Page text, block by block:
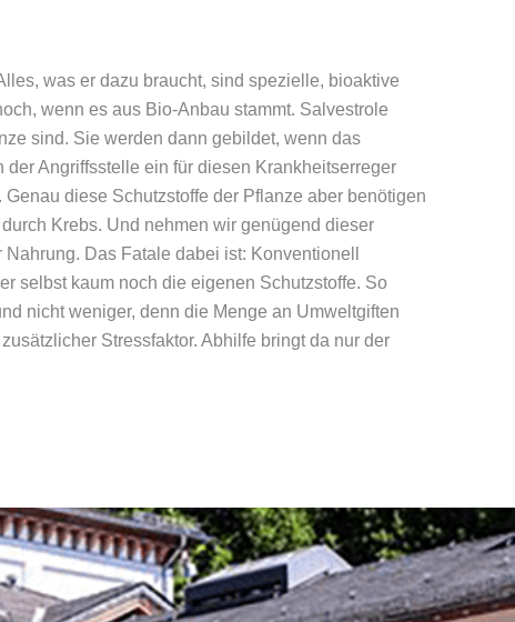
was er dazu braucht, sind spezielle, bioaktive
wenn es aus Bio-Anbau stammt. Salvestrole
sind. Sie werden dann gebildet, wenn das
Angriffsstelle ein für diesen Krankheitserreger
diese Schutzstoffe der Pflanze aber benötigen
Krebs. Und nehmen wir genügend dieser
Das Fatale dabei ist: Konventionell
selbst kaum noch die eigenen Schutzstoffe. So
nicht weniger, denn die Menge an Umweltgiften
Stressfaktor. Abhilfe bringt da nur der